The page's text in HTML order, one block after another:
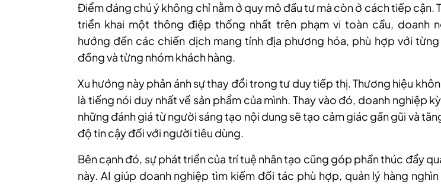
Điểm đáng chú ý không chỉ nằm ở quy mô đầu tư mà còn ở cách tiếp cận.
triển khai một thông điệp thống nhất trên phạm vi toàn cầu, doanh
hướng đến các chiến dịch mang tính địa phương hóa, phù hợp với
đồng và từng nhóm khách hàng.
Xu hướng này phản ánh sự thay đổi trong tư duy tiếp thị. Thương hiệu
là tiếng nói duy nhất về sản phẩm của mình. Thay vào đó, doanh nghiệp
những đánh giá từ người sáng tạo nội dung sẽ tạo cảm giác gần gũi và
độ tin cậy đối với người tiêu dùng.
Bên cạnh đó, sự phát triển của trí tuệ nhân tạo cũng góp phần thúc đẩy
này. AI giúp doanh nghiệp tìm kiếm đối tác phù hợp, quản lý hàng